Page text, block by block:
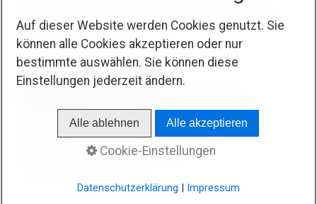
814-0111, Japan
Tel:+81-45-710-0975
Verantwortliche Person /
WOD Audio
Werner Obst
Westendstr. 1a 61130 Nidderau
Auf dieser Website werden Cookies genutzt. Sie
können alle Cookies akzeptieren oder nur
bestimmte auswählen. Sie können diese
Einstellungen jederzeit ändern.
Alle ablehnen Alle akzeptieren
Cookie-Einstellungen
Datenschutzerklärung | Impressum